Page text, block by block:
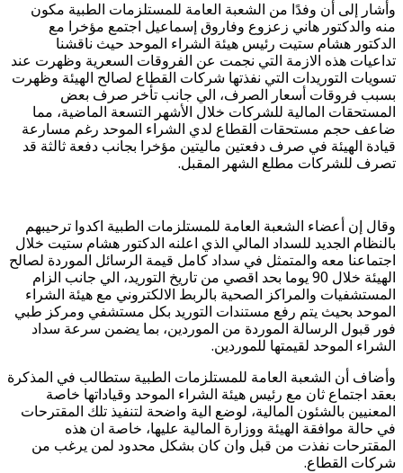
وأشار إلى أن وفدًا من الشعبة العامة للمستلزمات الطبية مكون
منه والدكتور هاني زعزوع وفاروق إسماعيل اجتمع مؤخرا مع
الدكتور هشام ستيت رئيس هيئة الشراء الموحد حيث ناقشنا
تداعيات هذه الازمة التي نجمت عن الفروقات السعرية وظهرت عند
تسويات التوريدات التي نفذتها شركات القطاع لصالح الهيئة وظهرت
بسبب فروقات أسعار الصرف، الي جانب تأخر صرف بعض
المستحقات المالية للشركات خلال الأشهر التسعة الماضية، مما
ضاعف حجم مستحقات القطاع لدي الشراء الموحد رغم مسارعة
قيادة الهيئة في صرف دفعتين ماليتين مؤخرا بجانب دفعة ثالثة قد
تصرف للشركات مطلع الشهر المقبل.
وقال إن أعضاء الشعبة العامة للمستلزمات الطبية اكدوا ترحيبهم
بالنظام الجديد للسداد المالي الذي اعلنه الدكتور هشام ستيت خلال
اجتماعنا معه والمتمثل في سداد كامل قيمة الرسائل الموردة لصالح
الهيئة خلال 90 يوما بحد اقصي من تاريخ التوريد، الي جانب الزام
المستشفيات والمراكز الصحية بالربط الالكتروني مع هيئة الشراء
الموحد بحيث يتم رفع مستندات التوريد بكل مستشفي ومركز طبي
فور قبول الرسالة الموردة من الموردين، بما يضمن سرعة سداد
الشراء الموحد لقيمتها للموردين.
وأضاف أن الشعبة العامة للمستلزمات الطبية ستطالب في المذكرة
بعقد اجتماع ثان مع رئيس هيئة الشراء الموحد وقياداتها خاصة
المعنيين بالشئون المالية، لوضع الية واضحة لتنفيذ تلك المقترحات
في حالة موافقة الهيئة ووزارة المالية عليها، خاصة ان هذه
المقترحات نفذت من قبل وان كان بشكل محدود لمن يرغب من
شركات القطاع.